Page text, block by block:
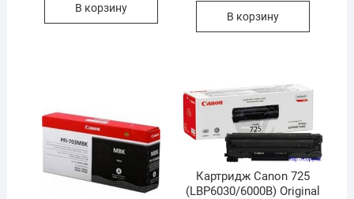
В корзину
В корзину
Картридж Canon 725
(LBP6030/6000B) Original